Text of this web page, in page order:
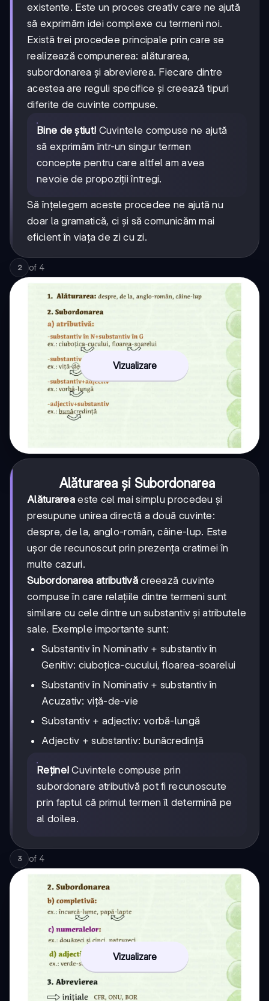
existente. Este un proces creativ care ne ajută
să exprimăm idei complexe cu termeni noi.
Există trei procedee principale prin care se
realizează compunerea: alăturarea,
subordonarea și abrevierea. Fiecare dintre
acestea are reguli specifice și creează tipuri
diferite de cuvinte compuse.
Bine de știut! Cuvintele compuse ne ajută
să exprimăm într-un singur termen
concepte pentru care altfel am avea
nevoie de propoziții întregi.
Să înțelegem aceste procedee ne ajută nu
doar la gramatică, ci și să comunicăm mai
eficient în viața de zi cu zi.
2 of 4
Vizualizare
Alăturarea și Subordonarea
Alăturarea este cel mai simplu procedeu și
presupune unirea directă a două cuvinte:
despre, de la, anglo-român, câine-lup. Este
ușor de recunoscut prin prezența cratimei în
multe cazuri.
Subordonarea atributivăcreează cuvinte
compuse în care relațiile dintre termeni sunt
similare cu cele dintre un substantiv și atributele
sale. Exemple importante sunt:
Substantiv în Nominativ + substantiv în
Genitiv: ciuboțica-cucului, floarea-soarelui
Substantiv în Nominativ + substantiv în
Acuzativ: viță-de-vie
Substantiv + adjectiv: vorbă-lungă
Adjectiv + substantiv: bunăcredință
Reține! Cuvintele compuse prin
subordonare atributivă pot fi recunoscute
prin faptul că primul termen îl determină pe
al doilea.
3 of 4
Vizualizare